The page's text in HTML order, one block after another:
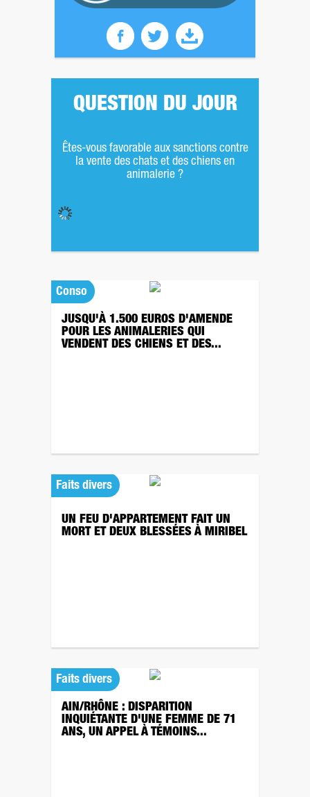
QUESTION DU JOUR
Êtes-vous favorable aux sanctions contre
la vente des chats et des chiens en
animalerie ?
Conso
JUSQU'À 1.500 EUROS D'AMENDE
POUR LES ANIMALERIES QUI
VENDENT DES CHIENS ET DES...
Faits divers
UN FEU D'APPARTEMENT FAIT UN
MORT ET DEUX BLESSÉES À MIRIBEL
Faits divers
AIN/RHÔNE : DISPARITION
INQUIÉTANTE D'UNE FEMME DE 71
ANS, UN APPEL À TÉMOINS...